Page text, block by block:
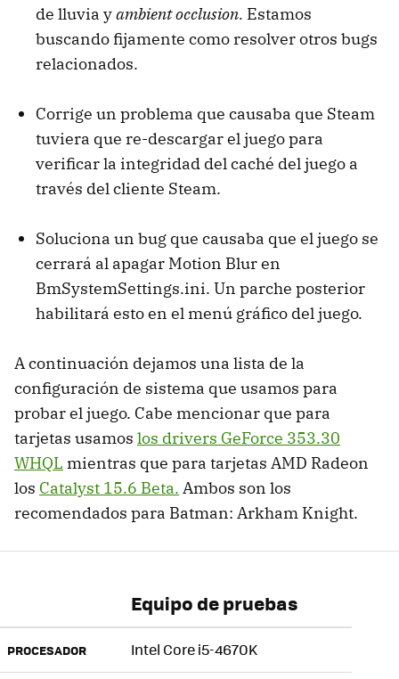
de lluvia yambient occlusion. Estamos
buscando fijamente como resolver otros bugs
relacionados.
Corrige un problema que causaba que Steam
tuviera que re-descargar el juego para
verificar la integridad del caché del juego a
través del cliente Steam.
Soluciona un bug que causaba que el juego se
cerrará al apagar Motion Blur en
BmSystemSettings.ini. Un parche posterior
habilitará esto en el menú gráfico del juego.
A continuación dejamos una lista de la
configuración de sistema que usamos para
probar el juego. Cabe mencionar que para
tarjetas usamos los drivers GeForce 353.30
WHQL mientras que para tarjetas AMD Radeon
los Catalyst 15.6 Beta. Ambos son los
recomendados para Batman: Arkham Knight.
Equipo de pruebas
PROCESADOR Intel Core i5-4670K